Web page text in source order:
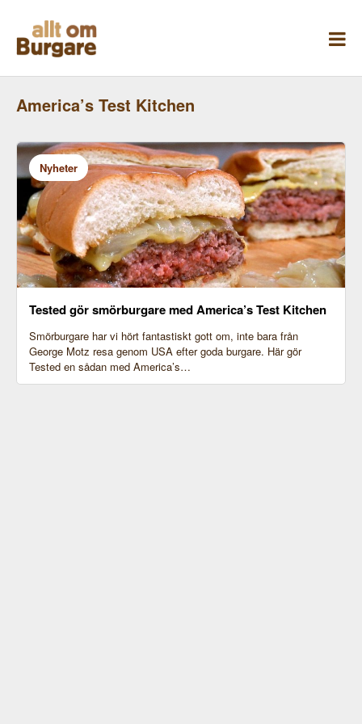
innehåll
America’s Test Kitchen
Nyheter
Tested gör smörburgare med America’s Test Kitchen
Smörburgare har vi hört fantastiskt gott om, inte bara från
George Motz resa genom USA efter goda burgare. Här gör
Tested en sådan med America’s…